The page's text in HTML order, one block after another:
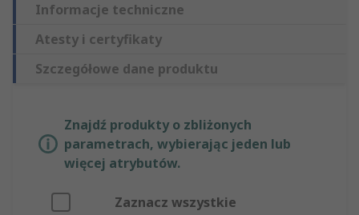
Informacje techniczne
Atesty i certyfikaty
Szczegółowe dane produktu
Znajdź produkty o zbliżonych
parametrach, wybierając jeden lub
więcej atrybutów.
Zaznacz wszystkie